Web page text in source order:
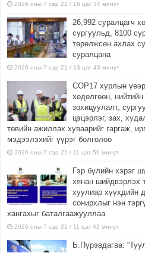
2026 оны 7 сар 21 / 16 цаг 34 минут
26,992 суралцагч
сургуульд, 8100
төрөлжсөн ахлах
суралцана
2026 оны 7 сар 21 / 13 цаг 43 минут
COP17 хурлын
хөдөлгөөн,
зохицуулалт,
цэцэрлэг, зах,
төвийн ажиллах хуваарийг гаргаж,
мэдээлэхийг үүрэг болголоо
2026 оны 7 сар 21 / 11 цаг 59 минут
Гэр бүлийн хэрэг
хянан шийдвэрлэх
хуулиар хүүхдийн
сонирхлыг нэн
хангахыг баталгаажууллаа
2026 оны 7 сар 21 / 11 цаг 42 минут
Б.Пүрэвдагва: